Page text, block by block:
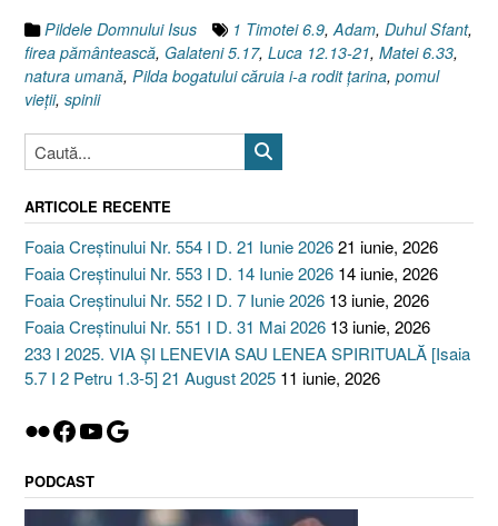
nemulţumirea
(I)
Pildele Domnului Isus 1 Timotei 6.9, Adam, Duhul Sfant,
firea pământească, Galateni 5.17, Luca 12.13-21, Matei 6.33,
natura umană, Pilda bogatului căruia i-a rodit ţarina, pomul
vieţii, spinii
ARTICOLE RECENTE
Foaia Creștinului Nr. 554 I D. 21 Iunie 202621 iunie, 2026
Foaia Creștinului Nr. 553 I D. 14 Iunie 2026 14 iunie, 2026
Foaia Creștinului Nr. 552 I D. 7 Iunie 2026 13 iunie, 2026
Foaia Creștinului Nr. 551 I D. 31 Mai 2026 13 iunie, 2026
233 I 2025. VIA ȘI LENEVIA SAU LENEA SPIRITUALĂ [Isaia
5.7 I 2 Petru 1.3-5] 21 August 2025 11 iunie, 2026
Flickr
Facebook
YouTube
Google
PODCAST